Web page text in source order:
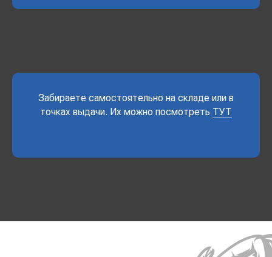
Забираете самостоятельно на складе или в
точках выдачи. Их можно посмотреть ТУТ